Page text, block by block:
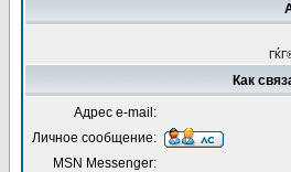
Как
Адрес e-mail:
Личное сообщение:
MSN Messenger: